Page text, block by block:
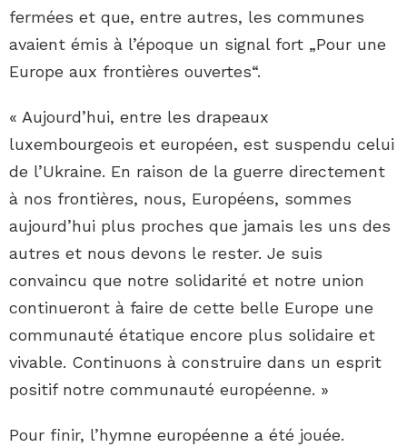
fermées et que, entre autres, les communes
avaient émis à l’époque un signal fort „Pour une
Europe aux frontières ouvertes“.
« Aujourd’hui, entre les drapeaux
luxembourgeois et européen, est suspendu celui
de l’Ukraine. En raison de la guerre directement
à nos frontières, nous, Européens, sommes
aujourd’hui plus proches que jamais les uns des
autres et nous devons le rester. Je suis
convaincu que notre solidarité et notre union
continueront à faire de cette belle Europe une
communauté étatique encore plus solidaire et
vivable. Continuons à construire dans un esprit
positif notre communauté européenne. »
Pour finir, l’hymne européenne a été jouée.